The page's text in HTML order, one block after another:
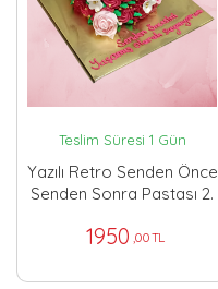
Teslim Süresi 1 Gün
Yazılı Retro Senden Önce
Senden Sonra Pastası 2.
1950 ,00 TL